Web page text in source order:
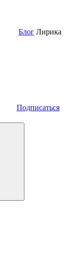
Блог Лирика
Подписаться